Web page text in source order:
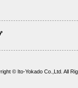
© Ito-Yokado Co.,Ltd. All